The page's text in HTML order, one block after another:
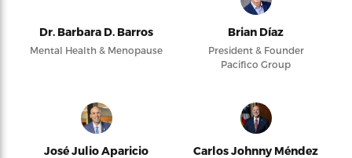
Dr. Barbara D. Barros
Mental Health & Menopause
Brian Díaz
President & Founder
Pacifico Group
José Julio Aparicio
Carlos Johnny Méndez